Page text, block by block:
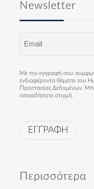
Newsletter
Με την εγγραφή σου
ενδιαφέροντα θέματα του
Προστασίας Δεδομένων .
οποιαδήποτε στιγμή.
ΕΓΓΡΑΦΗ
Περισσότερα